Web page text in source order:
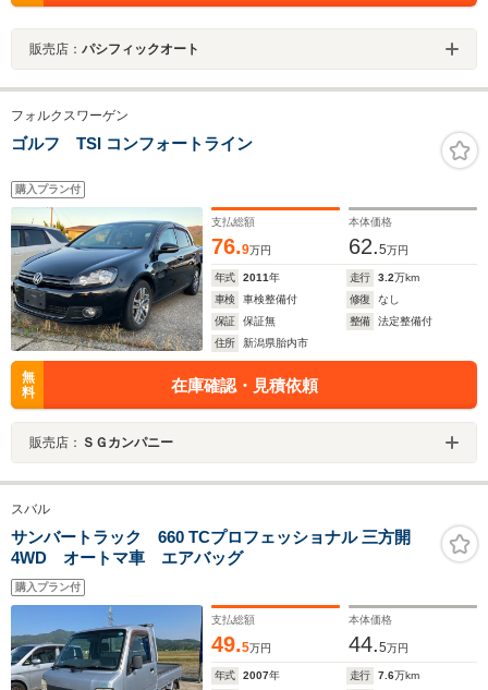
販売店： パシフィックオート
フォルクスワーゲン
ゴルフ TSI コンフォートライン
購入プラン付
支払総額
76.9万円
本体価格
62.5万円
年式 2011年 走行 3.2万km
車検
車検整備付 修復
なし
保証
保証無 整備
法定整備付
住所
新潟県胎内市
無
料
在庫確認・見積依頼
販売店： ＳＧカンパニー
スバル
サンバートラック 660 TCプロフェッショナル 三方開
4WD オートマ車 エアバッグ
購入プラン付
支払総額
49.5万円
本体価格
44.5万円
年式 2007年 走行 7.6万km